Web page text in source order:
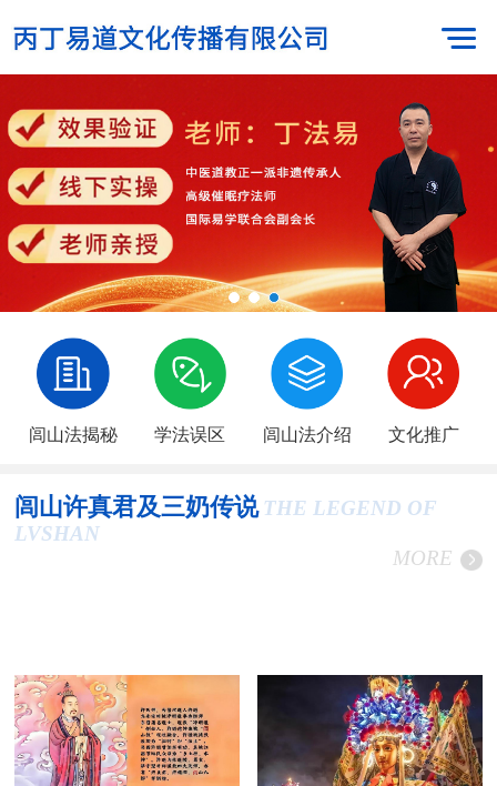
闾山法揭秘 学法误区 闾山法介绍 文化推广
闾山许真君及三奶传说 THE LEGEND OF
LVSHAN
MORE